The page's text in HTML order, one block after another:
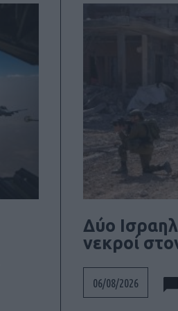
Δύο
νεκροί
06/08/2026